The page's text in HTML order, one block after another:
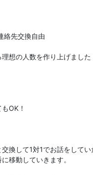
絡先交換自由
想の人数を作り上げました
OK！
換して1対1でお話をしてい
移動していきます。